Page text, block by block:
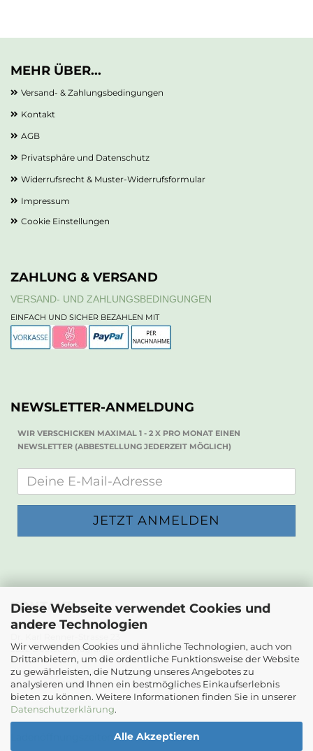
Diese Webseite verwendet Cookies und
andere Technologien
Wir verwenden Cookies und ähnliche Technologien, auch von
Drittanbietern, um die ordentliche Funktionsweise der Website
zu gewährleisten, die Nutzung unseres Angebotes zu
analysieren und Ihnen ein bestmögliches Einkaufserlebnis
bieten zu können. Weitere Informationen finden Sie in unserer
Datenschutzerklärung.
Alle Akzeptieren
MEHR ÜBER...
Versand- & Zahlungsbedingungen
Kontakt
AGB
Privatsphäre und Datenschutz
Widerrufsrecht & Muster-Widerrufsformular
Impressum
Cookie Einstellungen
ZAHLUNG & VERSAND
VERSAND- UND ZAHLUNGSBEDINGUNGEN
EINFACH UND SICHER BEZAHLEN MIT
NEWSLETTER-ANMELDUNG
WIR VERSCHICKEN MAXIMAL 1 - 2 X PRO MONAT EINEN
NEWSLETTER (ABBESTELLUNG JEDERZEIT MÖGLICH)
KONTAKT
Die Papierwerkstatt
2232 Deutsch-Wagram
Email: info@diepapierwerkstatt.at
Tel. +43 664 5261978
Kontaktformular